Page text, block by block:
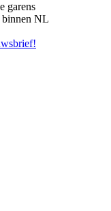
garens
binnen NL